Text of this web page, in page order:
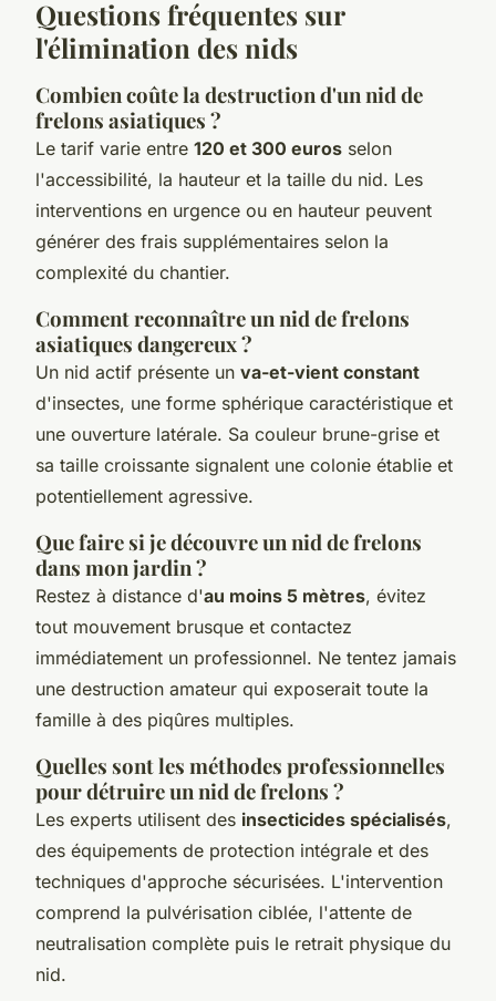
Questions fréquentes sur
l'élimination des nids
Combien coûte la destruction d'un nid de
frelons asiatiques ?
Le tarif varie entre 120 et 300 euros selon
l'accessibilité, la hauteur et la taille du nid. Les
interventions en urgence ou en hauteur peuvent
générer des frais supplémentaires selon la
complexité du chantier.
Comment reconnaître un nid de frelons
asiatiques dangereux ?
Un nid actif présente un va-et-vient constant
d'insectes, une forme sphérique caractéristique et
une ouverture latérale. Sa couleur brune-grise et
sa taille croissante signalent une colonie établie et
potentiellement agressive.
Que faire si je découvre un nid de frelons
dans mon jardin ?
Restez à distance d'au moins 5 mètres, évitez
tout mouvement brusque et contactez
immédiatement un professionnel. Ne tentez jamais
une destruction amateur qui exposerait toute la
famille à des piqûres multiples.
Quelles sont les méthodes professionnelles
pour détruire un nid de frelons ?
Les experts utilisent des insecticides spécialisés,
des équipements de protection intégrale et des
techniques d'approche sécurisées. L'intervention
comprend la pulvérisation ciblée, l'attente de
neutralisation complète puis le retrait physique du
nid.